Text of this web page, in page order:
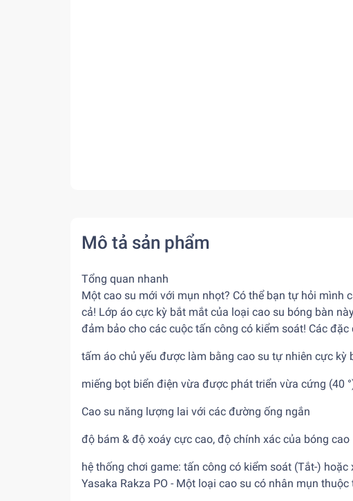
Mô tả sản phẩm
Tổng quan nhanh
Một cao su mới với mụn nhọt? Có thể bạn tự hỏi mình
cả! Lớp áo cực kỳ bắt mắt của loại cao su bóng bàn
đảm bảo cho các cuộc tấn công có kiểm soát! Các đặc
tấm áo chủ yếu được làm bằng cao su tự nhiên cực kỳ
miếng bọt biển điện vừa được phát triển vừa cứng (40
Cao su năng lượng lai với các đường ống ngắn
độ bám & độ xoáy cực cao, độ chính xác của bóng cao
hệ thống chơi game: tấn công có kiểm soát (Tắt-)
Yasaka Rakza PO - Một loại cao su có nhân mụn